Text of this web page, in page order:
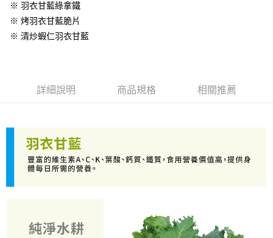
※ 羽衣甘藍綠拿鐵
※ 烤羽衣甘藍脆片
※ 清炒蝦仁羽衣甘藍
詳細說明 商品規格 相關推薦